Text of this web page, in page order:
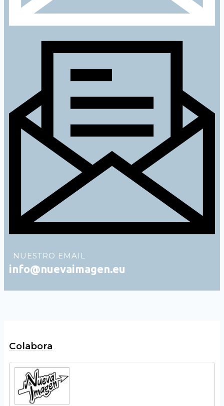
NUESTRO EMAIL
info@nuevaimagen.eu
Colabora